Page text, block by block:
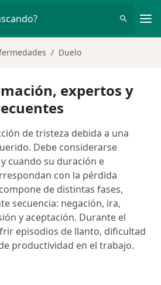
Duelo
expertos y
de tristeza debida a una
Debe considerarse
cuando su duración e
con la pérdida
de distintas fases,
secuencia: negación, ira,
y aceptación. Durante el
episodios de llanto, dificultad
productividad en el trabajo.